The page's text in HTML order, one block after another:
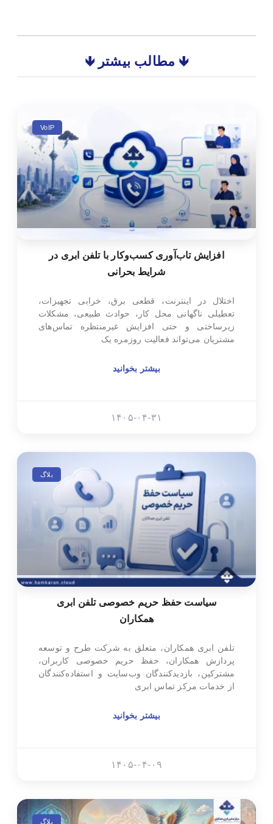
🡻 مطالب بیشتر 🡻
VoIP
افزایش تاب‌آوری کسب‌وکار با تلفن ابری در
شرایط بحرانی
اختلال در اینترنت، قطعی برق، خرابی تجهیزات،
تعطیلی ناگهانی محل کار، حوادث طبیعی، مشکلات
زیرساختی و حتی افزایش غیرمنتظره تماس‌های
مشتریان می‌تواند فعالیت روزمره یک
بیشتر بخوانید
۱۴۰۵-۰۴-۳۱
بلاگ
سیاست حفظ حریم خصوصی تلفن ابری
همکاران
تلفن ابری همکاران، متعلق به شرکت طرح و توسعه
پردازش همکاران، حفظ حریم خصوصی کاربران،
مشترکین، بازدیدکنندگان وب‌سایت و استفاده‌کنندگان
از خدمات مرکز تماس ابری
بیشتر بخوانید
۱۴۰۵-۰۴-۰۹
بلاگ